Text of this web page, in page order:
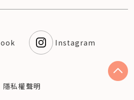
Instagram
隱私權聲明